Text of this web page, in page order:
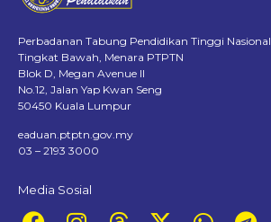
Perbadanan Tabung Pendidikan Tinggi Nasional
Tingkat Bawah, Menara PTPTN
Blok D, Megan Avenue II
No.12, Jalan Yap Kwan Seng
50450 Kuala Lumpur
eaduan.ptptn.gov.my
03 – 2193 3000
Media Sosial